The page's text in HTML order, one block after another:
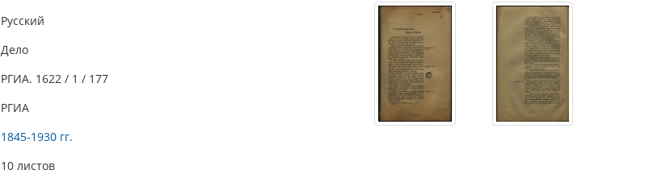
Русский
Дело
РГИА. 1622 / 1 / 177
РГИА
1845-1930 гг.
10 листов